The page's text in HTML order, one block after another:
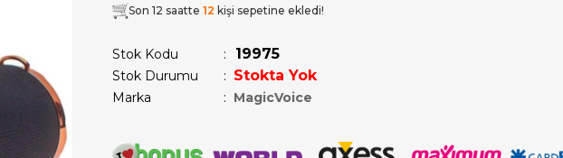
Son 12 saatte 12 kişi sepetine ekledi!
Stok Kodu 19975
Stok Durumu : Stokta Yok
Marka : MagicVoice